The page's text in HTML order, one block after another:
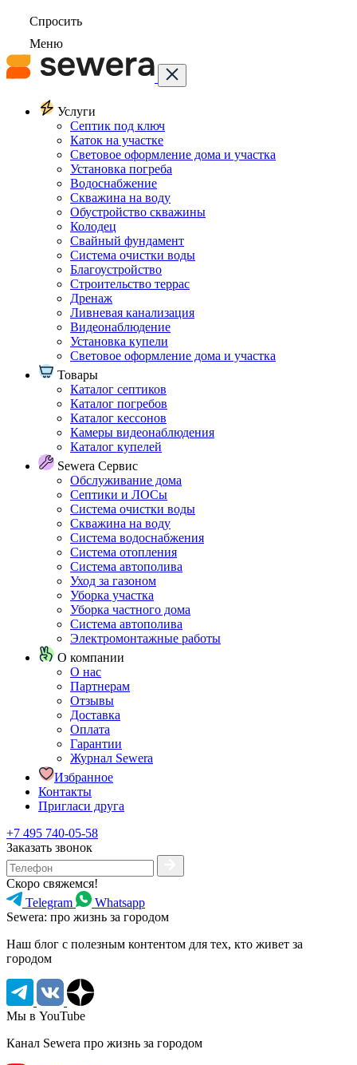
Спросить
Меню
Услуги
Септик под ключ
Каток на участке
Световое оформление дома и участка
Установка погреба
Водоснабжение
Скважина на воду
Обустройство скважины
Колодец
Свайный фундамент
Система очистки воды
Благоустройство
Строительство террас
Дренаж
Ливневая канализация
Видеонаблюдение
Установка купели
Световое оформление дома и участка
Товары
Каталог септиков
Каталог погребов
Каталог кессонов
Камеры видеонаблюдения
Каталог купелей
Sewera Сервис
Обслуживание дома
Септики и ЛОСы
Система очистки воды
Скважина на воду
Система водоснабжения
Система отопления
Система автополива
Уход за газоном
Уборка участка
Уборка частного дома
Система автополива
Электромонтажные работы
О компании
О нас
Партнерам
Отзывы
Доставка
Оплата
Гарантии
Журнал Sewera
Избранное
Контакты
Пригласи друга
+7 495 740-05-58
Заказать звонок
Скоро свяжемся!
Telegram
Whatsapp
Sewera: про жизнь за городом
Наш блог c полезным контентом для тех, кто живет за
городом
Мы в YouTube
Канал Sewera про жизнь за городом